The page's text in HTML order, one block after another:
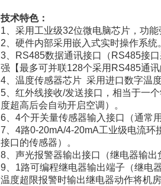
技术特色：
1、采用工业级32位微电脑芯片，功
2、硬件内部采用嵌入式实时操作系统
3、RS485数据通讯接口（RS485接
强【最多可并联128个采用RS485通讯
4、温度传感器芯片 采用进口数字温
5、红外线接收/发送接口，相当于一
度超高后会自动开启空调）。
6、4个开关量传感器输入接口（通常
7、4路0-20mA/4-20mA工业级电流环
接口的传感器）。
8、声光报警器输出接口（继电器输
9、1路可编程继电器输出端子（继电
温度超限报警时输出继电器动作将机房